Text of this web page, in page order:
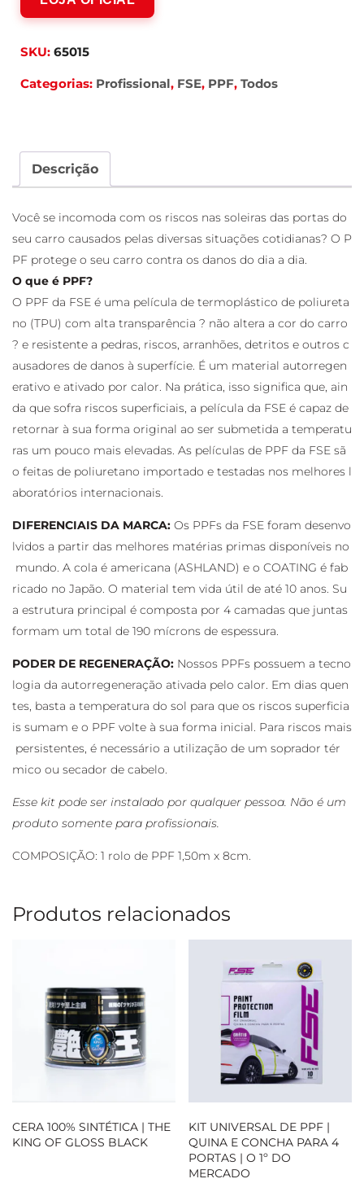
SKU: 65015
Categorias: Profissional, FSE, PPF, Todos
Descrição
Você se incomoda com os riscos nas soleiras das portas do
seu carro causados pelas diversas situações cotidianas? O P
PF protege o seu carro contra os danos do dia a dia.
O que é PPF?
O PPF da FSE é uma película de termoplástico de poliureta
no (TPU) com alta transparência ? não altera a cor do carro
? e resistente a pedras, riscos, arranhões, detritos e outros c
ausadores de danos à superfície. É um material autorregen
erativo e ativado por calor. Na prática, isso significa que, ain
da que sofra riscos superficiais, a película da FSE é capaz de
retornar à sua forma original ao ser submetida a temperatu
ras um pouco mais elevadas. As películas de PPF da FSE sã
o feitas de poliuretano importado e testadas nos melhores l
aboratórios internacionais.
DIFERENCIAIS DA MARCA: Os PPFs da FSE foram desenvo
lvidos a partir das melhores matérias primas disponíveis no
mundo. A cola é americana (ASHLAND) e o COATING é fab
ricado no Japão. O material tem vida útil de até 10 anos. Su
a estrutura principal é composta por 4 camadas que juntas
formam um total de 190 mícrons de espessura.
PODER DE REGENERAÇÃO: Nossos PPFs possuem a tecno
logia da autorregeneração ativada pelo calor. Em dias quen
tes, basta a temperatura do sol para que os riscos superficia
is sumam e o PPF volte à sua forma inicial. Para riscos mais
persistentes, é necessário a utilização de um soprador tér
mico ou secador de cabelo.
Esse kit pode ser instalado por qualquer pessoa. Não é um
produto somente para profissionais.
COMPOSIÇÃO: 1 rolo de PPF 1,50m x 8cm.
Produtos relacionados
CERA 100% SINTÉTICA | THE
KING OF GLOSS BLACK
KIT UNIVERSAL DE PPF |
QUINA E CONCHA PARA 4
PORTAS | O 1º DO
MERCADO